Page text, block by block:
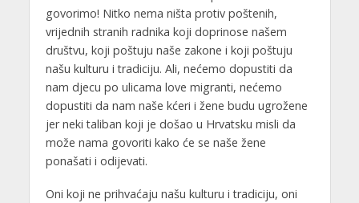
govorimo! Nitko nema ništa protiv poštenih,
vrijednih stranih radnika koji doprinose našem
društvu, koji poštuju naše zakone i koji poštuju
našu kulturu i tradiciju. Ali, nećemo dopustiti da
nam djecu po ulicama love migranti, nećemo
dopustiti da nam naše kćeri i žene budu ugrožene
jer neki taliban koji je došao u Hrvatsku misli da
može nama govoriti kako će se naše žene
ponašati i odijevati.
Oni koji ne prihvaćaju našu kulturu i tradiciju, oni